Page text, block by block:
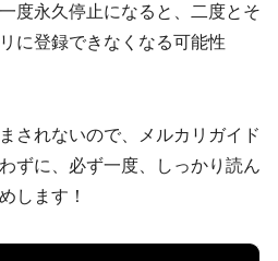
度永久停止になると、二度とそ
に登録できなくなる可能性
されないので、メルカリガイド
ずに、必ず一度、しっかり読ん
します！